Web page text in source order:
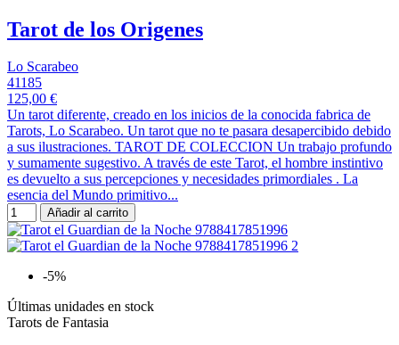
Tarot de los Origenes
Lo Scarabeo
41185
125,00 €
Un tarot diferente, creado en los inicios de la conocida fabrica de
Tarots, Lo Scarabeo. Un tarot que no te pasara desapercibido debido
a sus ilustraciones. TAROT DE COLECCION Un trabajo profundo
y sumamente sugestivo. A través de este Tarot, el hombre instintivo
es devuelto a sus percepciones y necesidades primordiales . La
esencia del Mundo primitivo...
Añadir al carrito
-5%
Últimas unidades en stock
Tarots de Fantasia